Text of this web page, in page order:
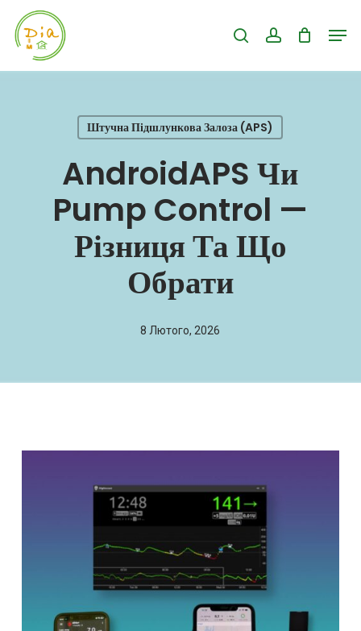
Skip
searchaccount
Штучна Підшлункова Залоза (APS)
AndroidAPS Чи
Pump Control —
Різниця Та Що
Обрати
8 Лютого, 2026